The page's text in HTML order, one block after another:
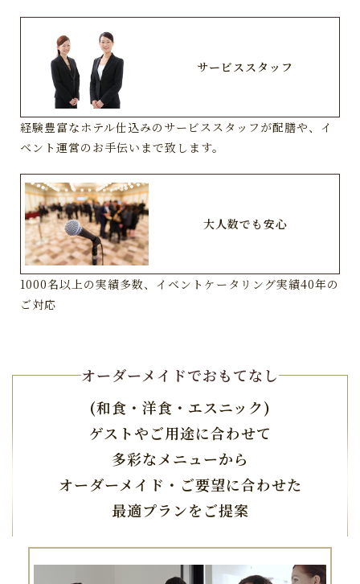
サービススタッフ
経験豊富なホテル仕込みのサービススタッフが配膳や、イ
ベント運営のお手伝いまで致します。
大人数でも安心
1000名以上の実績多数、イベントケータリング実績40年の
ご対応
オーダーメイドでおもてなし
(和食・洋食・エスニック)
ゲストやご用途に合わせて
多彩なメニューから
オーダーメイド・ご要望に合わせた
最適プランをご提案